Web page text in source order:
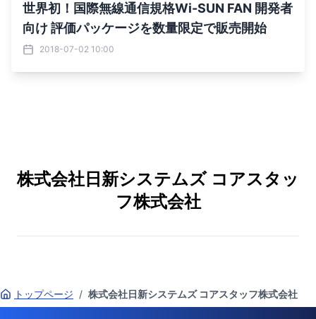
世界初！国際無線通信規格Wi-SUN FAN 開発者
向け 評価パッケージを数量限定で販売開始
2018-07-02 10:00
株式会社日新システムズ コアスタッ
フ株式会社
トップページ / 株式会社日新システムズ コアスタッフ株式会社